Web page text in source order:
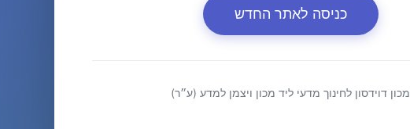
כניסה לאתר החדש
מכון דוידסון לחינוך מדעי ליד מכון ויצמן למדע (ע״ר)